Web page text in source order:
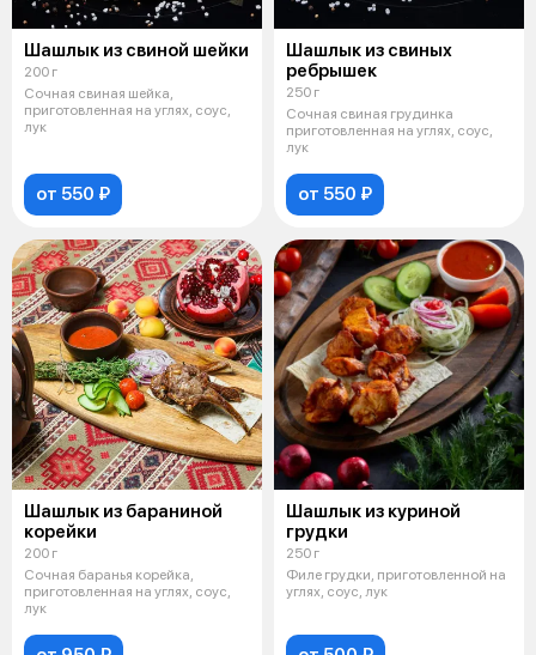
Шашлык из свиной шейки
200 г
Сочная свиная шейка,
приготовленная на углях, соус,
лук
от 550 ₽
Шашлык из свиных
ребрышек
250 г
Сочная свиная грудинка
приготовленная на углях, соус,
лук
от 550 ₽
Шашлык из бараниной
корейки
200 г
Сочная баранья корейка,
приготовленная на углях, соус,
лук
Шашлык из куриной
грудки
250 г
Филе грудки, приготовленной на
углях, соус, лук